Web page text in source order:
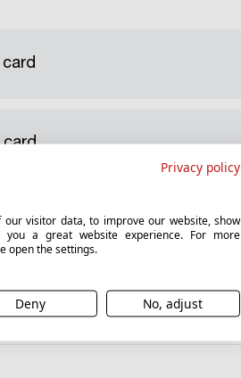
card
Privacy policy
visitor data, to improve our website, show
you a great website experience. For more
open the settings.
Deny No, adjust